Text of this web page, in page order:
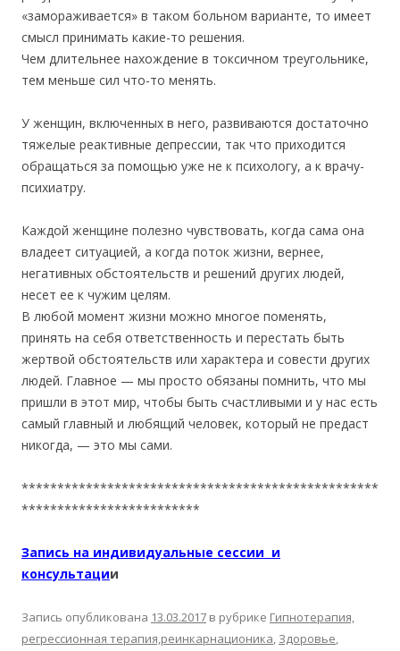
«замораживается» в таком больном варианте, то имеет
смысл принимать какие-то решения.
Чем длительнее нахождение в токсичном треугольнике,
тем меньше сил что-то менять.
У женщин, включенных в него, развиваются достаточно
тяжелые реактивные депрессии, так что приходится
обращаться за помощью уже не к психологу, а к врачу-
психиатру.
Каждой женщине полезно чувствовать, когда сама она
владеет ситуацией, а когда поток жизни, вернее,
негативных обстоятельств и решений других людей,
несет ее к чужим целям.
В любой момент жизни можно многое поменять,
принять на себя ответственность и перестать быть
жертвой обстоятельств или характера и совести других
людей. Главное — мы просто обязаны помнить, что мы
пришли в этот мир, чтобы быть счастливыми и у нас есть
самый главный и любящий человек, который не предаст
никогда, — это мы сами.
**************************************************
*************************
Запись на индивидуальные сессии и
консультации
Запись опубликована 13.03.2017 в рубрике Гипнотерапия,
регрессионная терапия,реинкарнационика, Здоровье,